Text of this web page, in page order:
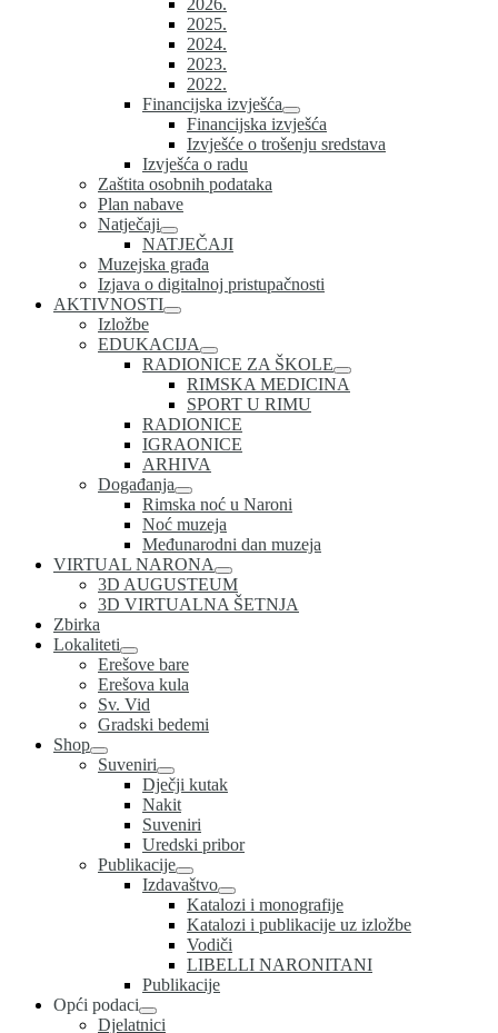
2026.
2025.
2024.
2023.
2022.
Financijska izvješća
Financijska izvješća
Izvješće o trošenju sredstava
Izvješća o radu
Zaštita osobnih podataka
Plan nabave
Natječaji
NATJEČAJI
Muzejska građa
Izjava o digitalnoj pristupačnosti
AKTIVNOSTI
Izložbe
EDUKACIJA
RADIONICE ZA ŠKOLE
RIMSKA MEDICINA
SPORT U RIMU
RADIONICE
IGRAONICE
ARHIVA
Događanja
Rimska noć u Naroni
Noć muzeja
Međunarodni dan muzeja
VIRTUAL NARONA
3D AUGUSTEUM
3D VIRTUALNA ŠETNJA
Zbirka
Lokaliteti
Erešove bare
Erešova kula
Sv. Vid
Gradski bedemi
Shop
Suveniri
Dječji kutak
Nakit
Suveniri
Uredski pribor
Publikacije
Izdavaštvo
Katalozi i monografije
Katalozi i publikacije uz izložbe
Vodiči
LIBELLI NARONITANI
Publikacije
Opći podaci
Djelatnici